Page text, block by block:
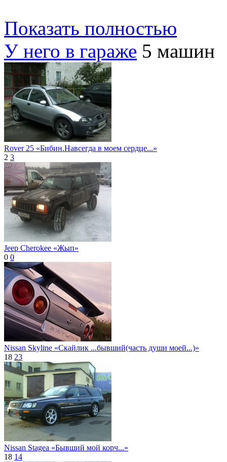
Показать полностью
У него в гараже 5 машин
Rover 25 «Бибин.Навсегда в моем сердце...»
2 3
Jeep Cherokee «Жып»
0 0
Nissan Skyline «Скайлик ...бывший(часть души моей...)»
18 23
Nissan Stagea «Бывший мой корч...»
18 14